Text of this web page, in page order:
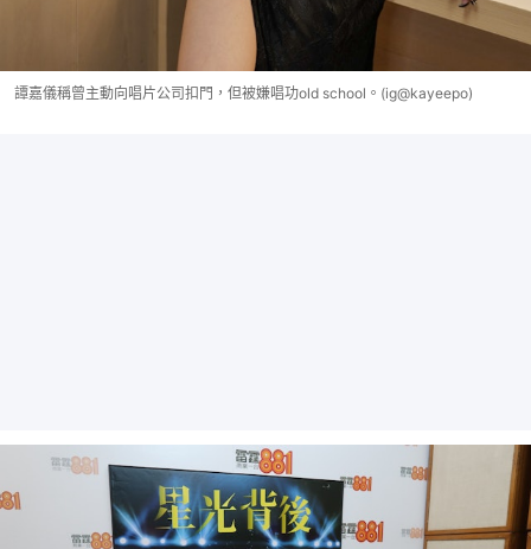
譚嘉儀稱曾主動向唱片公司扣門，但被嫌唱功old school。(ig@kayeepo)